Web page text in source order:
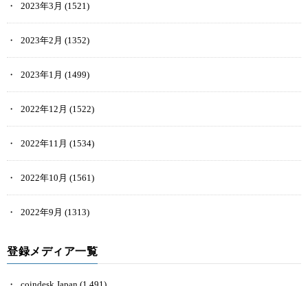
2023年3月 (1521)
2023年2月 (1352)
2023年1月 (1499)
2022年12月 (1522)
2022年11月 (1534)
2022年10月 (1561)
2022年9月 (1313)
登録メディア一覧